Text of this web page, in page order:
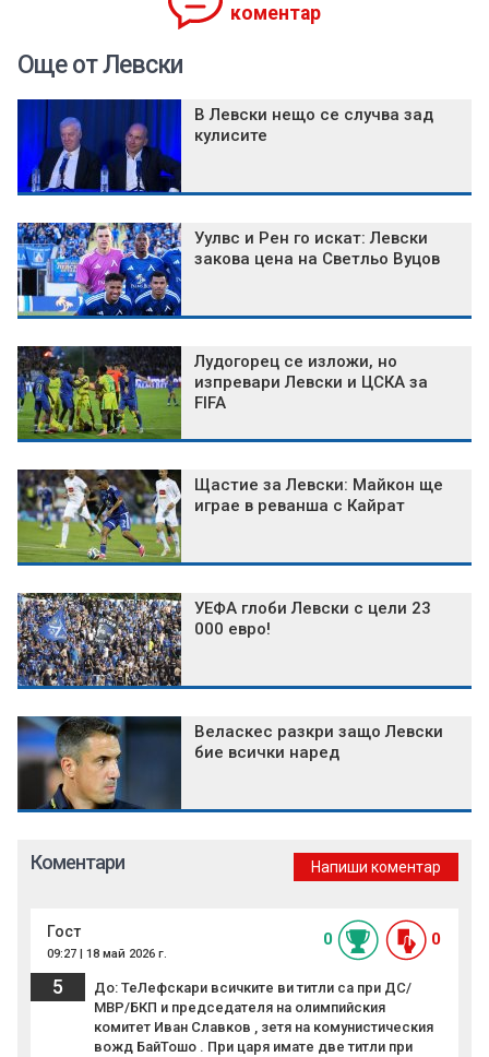
коментар
Още от Левски
В Левски нещо се случва зад
кулисите
Уулвс и Рен го искат: Левски
закова цена на Светльо Вуцов
Лудогорец се изложи, но
изпревари Левски и ЦСКА за
FIFA
Щастие за Левски: Майкон ще
играе в реванша с Кайрат
УЕФА глоби Левски с цели 23
000 евро!
Веласкес разкри защо Левски
бие всички наред
Коментари Напиши коментар
Гост
09:27 | 18 май 2026 г.
0 0
5
До: ТеЛефскари всичките ви титли са при ДС/
МВР/БКП и председателя на олимпийския
комитет Иван Славков , зетя на комунистическия
вожд БайТошо . При царя имате две титли при